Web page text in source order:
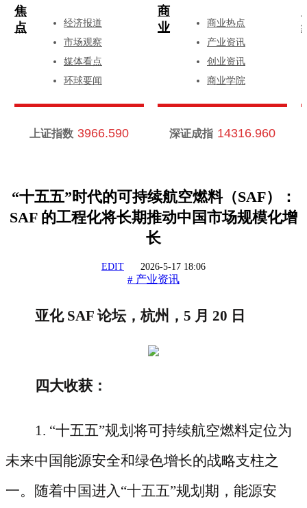
焦
点
经济报道
市场观察
媒体看点
环球要闻
商
业
商业热点
产业资讯
创业资讯
商业学院
上证指数 3966.590 深证成指 14316.960
“十五五”时代的可持续航空燃料（SAF）：
SAF 的工程化将长期推动中国市场规模化增
长
EDIT 2026-5-17 18:06
# 产业资讯
亚化 SAF 论坛，杭州，5 月 20 日
四大收获：
1. “十五五”规划将可持续航空燃料定位为
未来中国能源安全和绿色增长的战略支柱之
一。随着中国进入“十五五”规划期，能源安